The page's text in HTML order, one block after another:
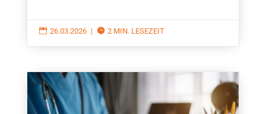
 26.03.2026 |  2 MIN. LESEZEIT